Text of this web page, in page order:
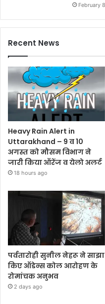
February
Recent News
Heavy Rain Alert in
Uttarakhand – 9 व 10
अगस्त को मौसम विभाग ने
जारी किया ऑरेंज व येलो अलर्ट
18 hours ago
पर्वतारोही सुनील नेहरू ने साझा
किए ऑडेन्स कोल आरोहण के
रोमांचक अनुभव
2 days ago